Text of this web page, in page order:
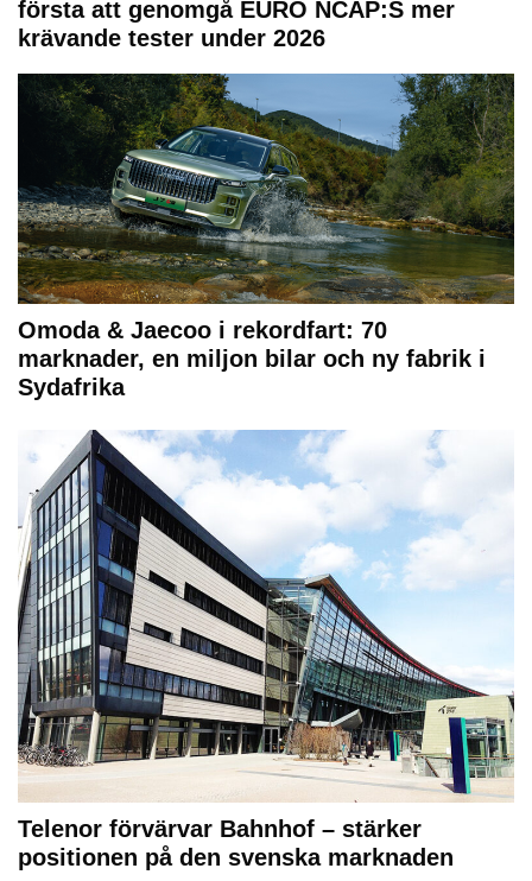
första att genomgå EURO NCAP:S mer
krävande tester under 2026
Omoda & Jaecoo i rekordfart: 70
marknader, en miljon bilar och ny fabrik i
Sydafrika
Telenor förvärvar Bahnhof – stärker
positionen på den svenska marknaden